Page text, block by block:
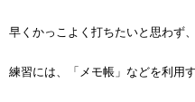
早くかっこよく打ちたいと思わず
練習には、「メモ帳」などを利用